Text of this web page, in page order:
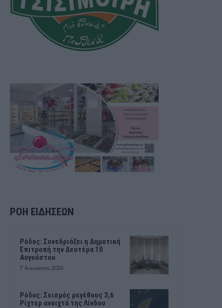
ΡΟΗ ΕΙΔΗΣΕΩΝ
Ρόδος: Συνεδριάζει η Δημοτική
Επιτροπή την Δευτέρα 10
Αυγούστου
7 Αυγούστου, 2026
Ρόδος: Σεισμός μεγέθους 3,6
Ρίχτερ ανοιχτά της Λίνδου